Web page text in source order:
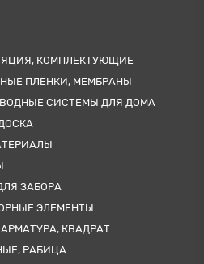
КОМПЛЕКТУЮЩИЕ
ПЛЕНКИ, МЕМБРАНЫ
СИСТЕМЫ ДЛЯ ДОМА
ЗАБОРА
ЭЛЕМЕНТЫ
КВАДРАТ
РАБИЦА